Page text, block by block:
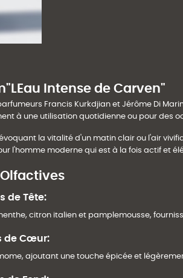
Intense de Carven"
Francis Kurkdjian et Jérôme Di
à une utilisation quotidienne ou pour des
la vitalité d'un matin clair ou l'air
l'homme moderne qui est à la fois actif et
Olfactives
de Tête:
citron italien et pamplemousse,
de Cœur:
ajoutant une touche épicée et